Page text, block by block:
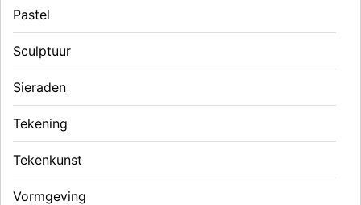
Pastel
Sculptuur
Sieraden
Tekening
Tekenkunst
Vormgeving